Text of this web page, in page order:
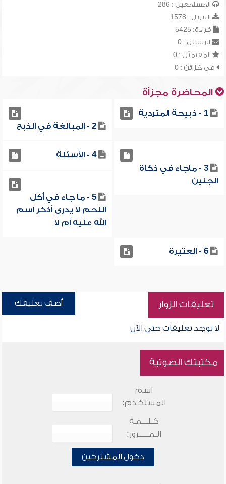
المستمعين : 286
التنزيل : 1578
قراءة: 5425
الرسائل : 0
المقيميّن : 0
في خزائن : 0
المحاضرة مجزأة
1 - ذبيحة المتردية
2 - المبالغة في الذبح
3 - ماجاء في ذكاة
الجنين
4 - الأسئلة
5 - ما جاء في أكل
اللحم لا يدرى أذكر اسم
الله عليه أم لا
6 - العتيرة
تعليقات الزوار أضف تعليقك
لا توجد تعليقات حتى الآن
مكتبتك الصوتية
اسم
المستخدم:
كـلـــمـة
الـمـــــرور:
دخول المشتركين